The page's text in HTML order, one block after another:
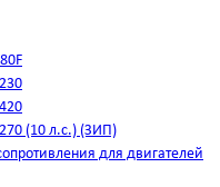
(10 л.с.) (ЗИП)
для двигателей